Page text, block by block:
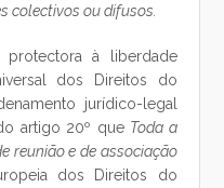
colectivos ou difusos.
à liberdade
dos Direitos do
jurídico-legal
artigo 20º que Toda a
reunião e de associação
dos Direitos do